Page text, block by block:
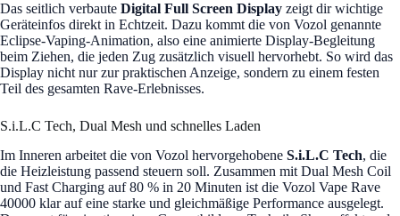
Das seitlich verbaute Digital Full Screen Display zeigt dir wichtige
Geräteinfos direkt in Echtzeit. Dazu kommt die von Vozol genannte
Eclipse-Vaping-Animation, also eine animierte Display-Begleitung
beim Ziehen, die jeden Zug zusätzlich visuell hervorhebt. So wird das
Display nicht nur zur praktischen Anzeige, sondern zu einem festen
Teil des gesamten Rave-Erlebnisses.
S.i.L.C Tech, Dual Mesh und schnelles Laden
Im Inneren arbeitet die von Vozol hervorgehobene S.i.L.C Tech, die
die Heizleistung passend steuern soll. Zusammen mit Dual Mesh Coil
und Fast Charging auf 80 % in 20 Minuten ist die Vozol Vape Rave
40000 klar auf eine starke und gleichmäßige Performance ausgelegt.